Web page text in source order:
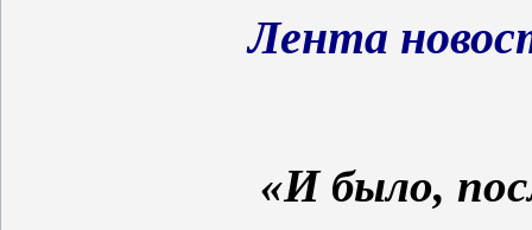
Лента
«И было,